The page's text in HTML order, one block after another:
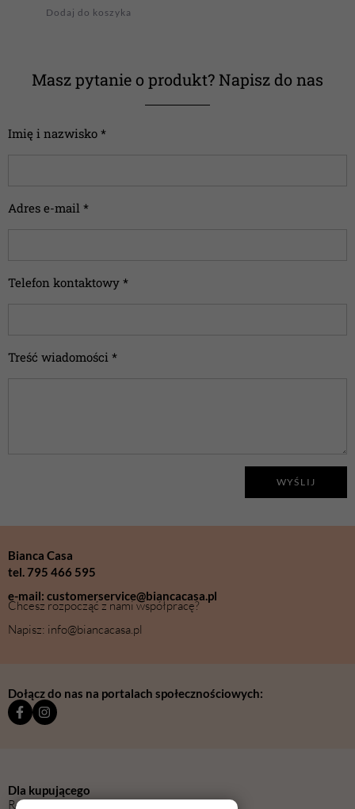
Dodaj do koszyka
Masz pytanie o produkt? Napisz do nas
Imię i nazwisko *
Adres e-mail *
Telefon kontaktowy *
Treść wiadomości *
WYŚLIJ
Bianca Casa
tel. 795 466 595
e-mail: customerservice@biancacasa.pl
Chcesz rozpocząć z nami współpracę?
Napisz: info@biancacasa.pl
Dołącz do nas na portalach społecznościowych:
Dla kupującego
Regulamin